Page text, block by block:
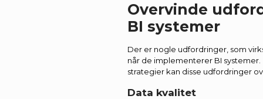
Overvinde
BI systemer
Der er nogle udfordringer, som
når de implementerer BI
strategier kan disse udfordringer
Data kvalitet